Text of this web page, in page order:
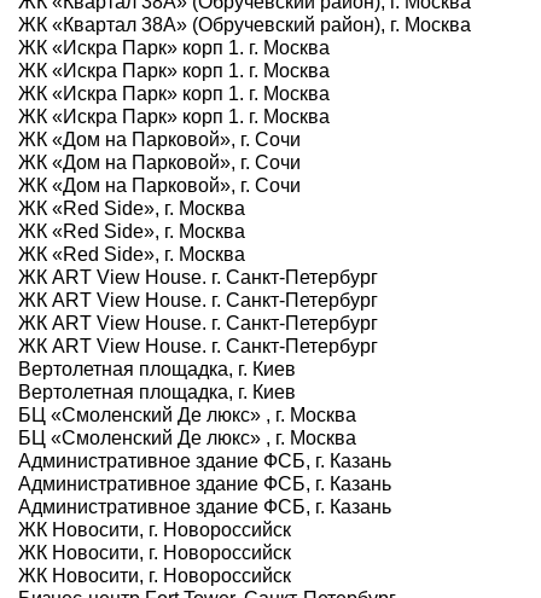
ЖК «Квартал 38А» (Обручевский район), г. Москва
ЖК «Искра Парк» корп 1. г. Москва
ЖК «Искра Парк» корп 1. г. Москва
ЖК «Искра Парк» корп 1. г. Москва
ЖК «Искра Парк» корп 1. г. Москва
ЖК «Дом на Парковой», г. Сочи
ЖК «Дом на Парковой», г. Сочи
ЖК «Дом на Парковой», г. Сочи
ЖК «Red Side», г. Москва
ЖК «Red Side», г. Москва
ЖК «Red Side», г. Москва
ЖК ART View House. г. Санкт-Петербург
ЖК ART View House. г. Санкт-Петербург
ЖК ART View House. г. Санкт-Петербург
ЖК ART View House. г. Санкт-Петербург
Вертолетная площадка, г. Киев
Вертолетная площадка, г. Киев
БЦ «Смоленский Де люкс» , г. Москва
БЦ «Смоленский Де люкс» , г. Москва
Административное здание ФСБ, г. Казань
Административное здание ФСБ, г. Казань
Административное здание ФСБ, г. Казань
ЖК Новосити, г. Новороссийск
ЖК Новосити, г. Новороссийск
ЖК Новосити, г. Новороссийск